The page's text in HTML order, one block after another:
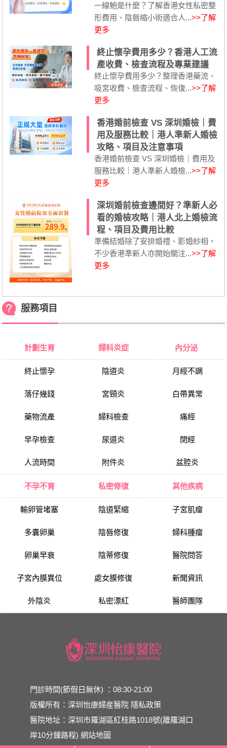
一線鮑是什麼？了解香港女性私密整
形費用、陰唇縮小術適合人...>>了解
更多
終止懷孕費用多少？香港人工流
產收費、檢查流程及專業建議
終止懷孕費用多少？整理香港藥流、
吸宮收費、檢查流程、恢復...>>了解
更多
香港婚前檢查 VS 深圳婚檢｜費
用及服務比較｜港人準新人婚檢
攻略、項目及注意事項
香港婚前檢查 VS 深圳婚檢｜費用及
服務比較｜港人準新人婚檢...>>了解
更多
深圳婚前檢查邊間好？準新人必
看的婚檢攻略｜港人北上婚檢流
程、項目及費用比較
準備結婚除了安排婚禮、影婚紗相，
不少香港準新人亦開始關注...>>了解
更多
服務項目
計劃生育
終止懷孕
落仔幾錢
藥物流產
早孕檢查
人流時間
婦科炎症
陰道炎
宮頸炎
婦科檢查
尿道炎
附件炎
內分泌
月經不調
白帶異常
痛經
閉經
盆腔炎
不孕不育
輸卵管堵塞
多囊卵巢
卵巢早衰
子宮內膜異位
外陰炎
私密修復
陰道緊縮
陰唇修復
陰蒂修復
處女膜修復
私密漂紅
其他疾病
子宮肌瘤
婦科腫瘤
醫院問答
新聞資訊
醫師團隊
門診時間(節假日無休) ：08:30-21:00
版權所有：深圳怡康婦産醫院 隱私政策
醫院地址：深圳市羅湖區紅桂路1018號(離羅湖口
岸10分鍾路程)網站地圖